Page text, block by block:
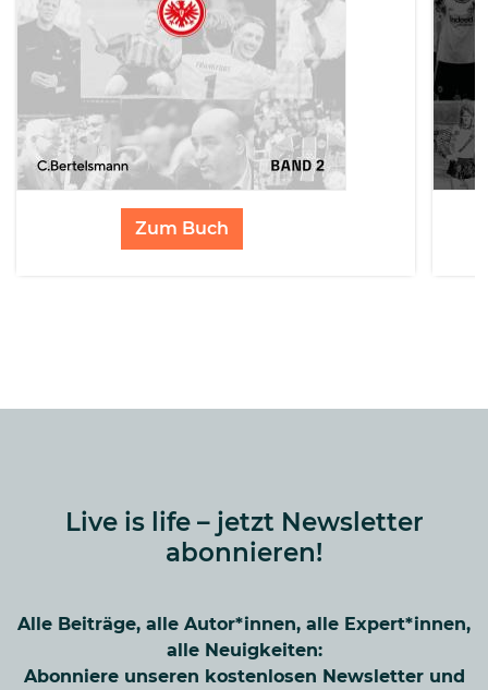
Zum Buch
Live is life – jetzt Newsletter
abonnieren!
Alle Beiträge, alle Autor*innen, alle Expert*innen,
alle Neuigkeiten:
Abonniere unseren kostenlosen Newsletter und